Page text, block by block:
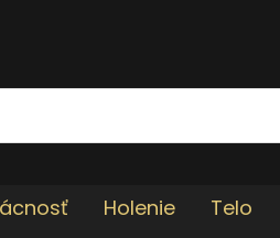
Holenie Telo